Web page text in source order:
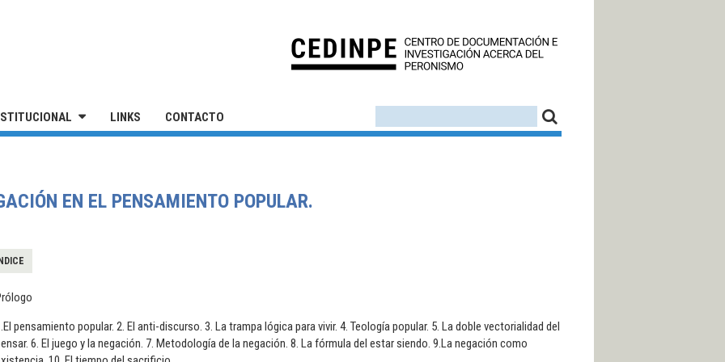
LINKS CONTACTO
EN EL PENSAMIENTO POPULAR.
pensamiento popular. 2. El anti-discurso. 3. La trampa lógica para vivir. 4. Teología popular. 5. La doble vectorialidad del
6. El juego y la negación. 7. Metodología de la negación. 8. La fórmula del estar siendo. 9.La negación como